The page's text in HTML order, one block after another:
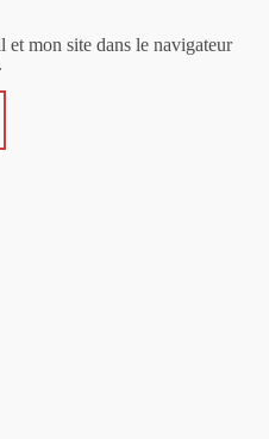
mon site dans le navigateur